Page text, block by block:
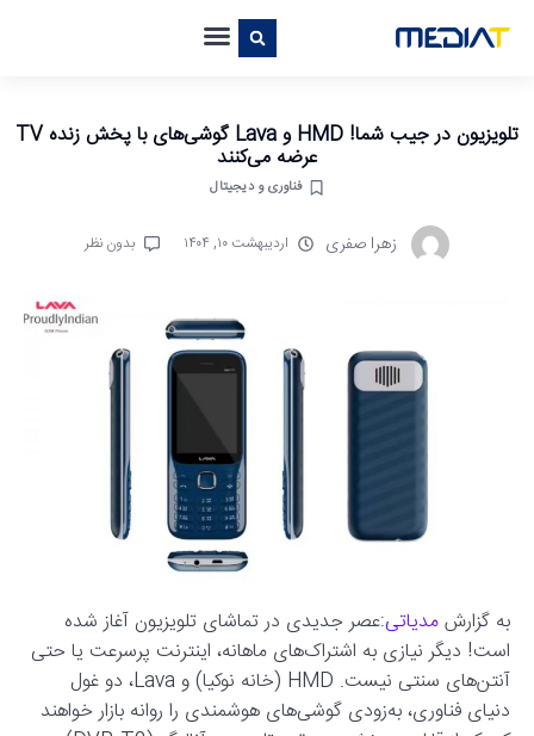
تلویزیون در جیب شما! HMD و Lava گوشی‌های با پخش زنده TV
عرضه می‌کنند
فناوری و دیجیتال
زهرا صفری اردیبهشت ۱۰, ۱۴۰۴ بدون نظر
به گزارشمدیاتی:عصر جدیدی در تماشای تلویزیون آغاز شده
است! دیگر نیازی به اشتراک‌های ماهانه، اینترنت پرسرعت یا حتی
آنتن‌های سنتی نیست. HMD (خانه نوکیا) و Lava، دو غول
دنیای فناوری، به‌زودی گوشی‌های هوشمندی را روانه بازار خواهند